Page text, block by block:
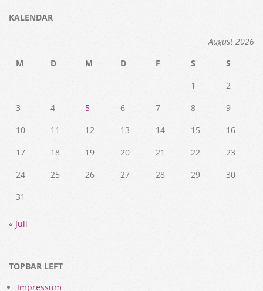
KALENDAR
August 2026
M
D M D F S
S
1
2
3
4 5 6 7 8
9
10
11 12 13 14 15
16
17
18 19 20 21 22
23
24
25 26 27 28 29
30
31
« Juli
TOPBAR LEFT
Impressum